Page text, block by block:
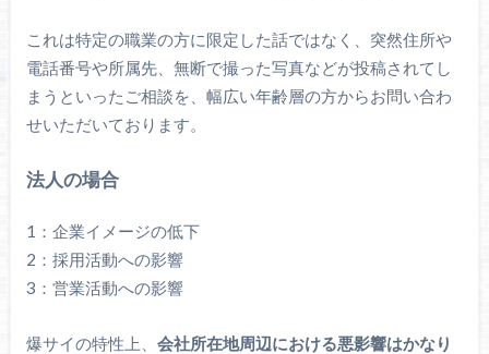
これは特定の職業の方に限定した話ではなく、突然住所や
電話番号や所属先、無断で撮った写真などが投稿されてし
まうといったご相談を、幅広い年齢層の方からお問い合わ
せいただいております。
法人の場合
1：企業イメージの低下
2：採用活動への影響
3：営業活動への影響
爆サイの特性上、 会社所在地周辺における悪影響はかなり